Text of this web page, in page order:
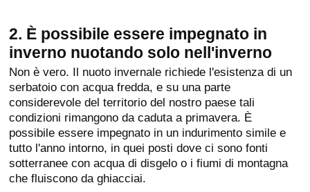
2. È possibile essere impegnato in
inverno nuotando solo nell'inverno
Non è vero. Il nuoto invernale richiede l'esistenza di un
serbatoio con acqua fredda, e su una parte
considerevole del territorio del nostro paese tali
condizioni rimangono da caduta a primavera. È
possibile essere impegnato in un indurimento simile e
tutto l'anno intorno, in quei posti dove ci sono fonti
sotterranee con acqua di disgelo o i fiumi di montagna
che fluiscono da ghiacciai.